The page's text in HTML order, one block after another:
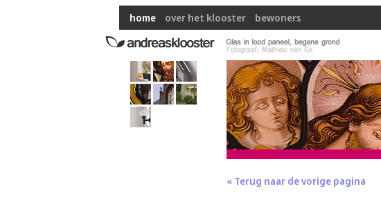
home over het klooster bewoners
« Terug naar de vorige pagina